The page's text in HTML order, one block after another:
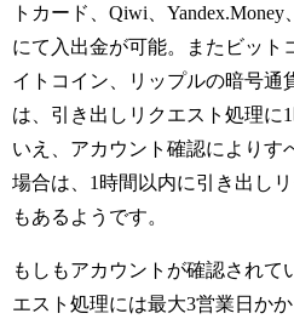
トカード、Qiwi、Yandex.Money
にて入出金が可能。またビット
イトコイン、リップルの暗号通
は、引き出しリクエスト処理に
いえ、アカウント確認によりす
場合は、1時間以内に引き出し
もあるようです。
もしもアカウントが確認されて
エスト処理には最大3営業日か